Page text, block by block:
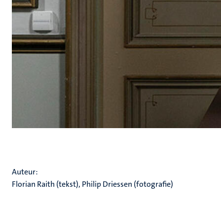
Auteur:
Florian Raith (tekst), Philip Driessen (fotografie)